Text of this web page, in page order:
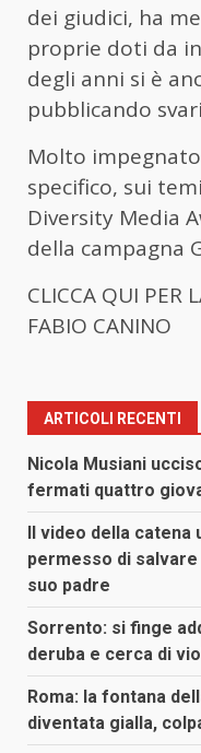
dei giudici, ha
proprie doti da
degli anni si è
pubblicando
Molto
specifico, sui
Diversity Media
della campagna
CLICCA QUI PER
FABIO CANINO
ARTICOLI RECENTI
Nicola Musiani
fermati quattro
Il video della catena
permesso di salvare
suo padre
Sorrento: si finge
deruba e cerca di
Roma: la fontana
diventata gialla,